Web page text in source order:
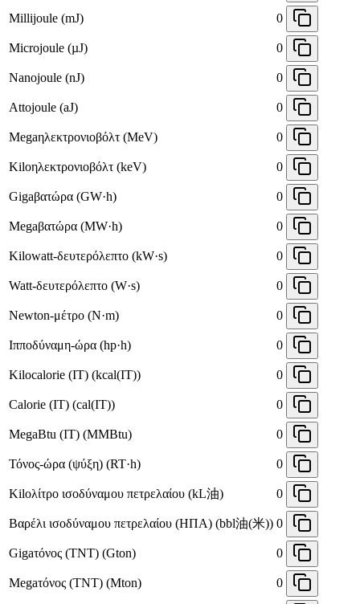
Millijoule (mJ) 0
Microjoule (µJ) 0
Nanojoule (nJ) 0
Attojoule (aJ) 0
Megaηλεκτρονιοβόλτ (MeV) 0
Kiloηλεκτρονιοβόλτ (keV) 0
Gigaβατώρα (GW·h) 0
Megaβατώρα (MW·h) 0
Kilowatt-δευτερόλεπτο (kW·s) 0
Watt-δευτερόλεπτο (W·s) 0
Newton-μέτρο (N·m) 0
Ιπποδύναμη-ώρα (hp·h) 0
Kilocalorie (IT) (kcal(IT)) 0
Calorie (IT) (cal(IT)) 0
MegaBtu (IT) (MMBtu) 0
Τόνος-ώρα (ψύξη) (RT·h) 0
Kiloλίτρο ισοδύναμου πετρελαίου (kL油) 0
Βαρέλι ισοδύναμου πετρελαίου (ΗΠΑ) (bbl油(米)) 0
Gigaτόνος (TNT) (Gton) 0
Megaτόνος (TNT) (Mton) 0